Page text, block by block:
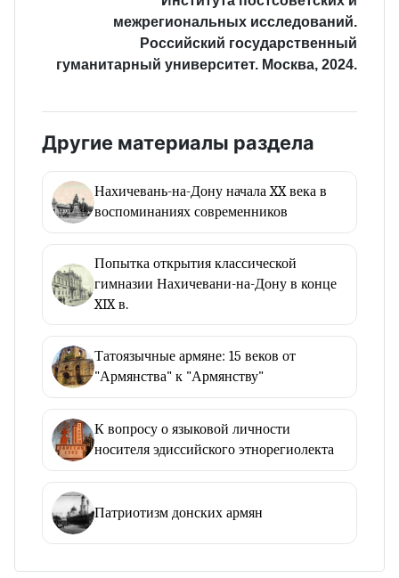
межрегиональных исследований.
Российский государственный
гуманитарный университет. Москва, 2024.
Другие материалы раздела
Нахичевань-на-Дону начала XX века в
воспоминаниях современников
Попытка открытия классической
гимназии Нахичевани-на-Дону в конце
XIX в.
Татоязычные армяне: 15 веков от
"Армянства" к "Армянству"
К вопросу о языковой личности
носителя эдиссийского этнорегиолекта
Патриотизм донских армян